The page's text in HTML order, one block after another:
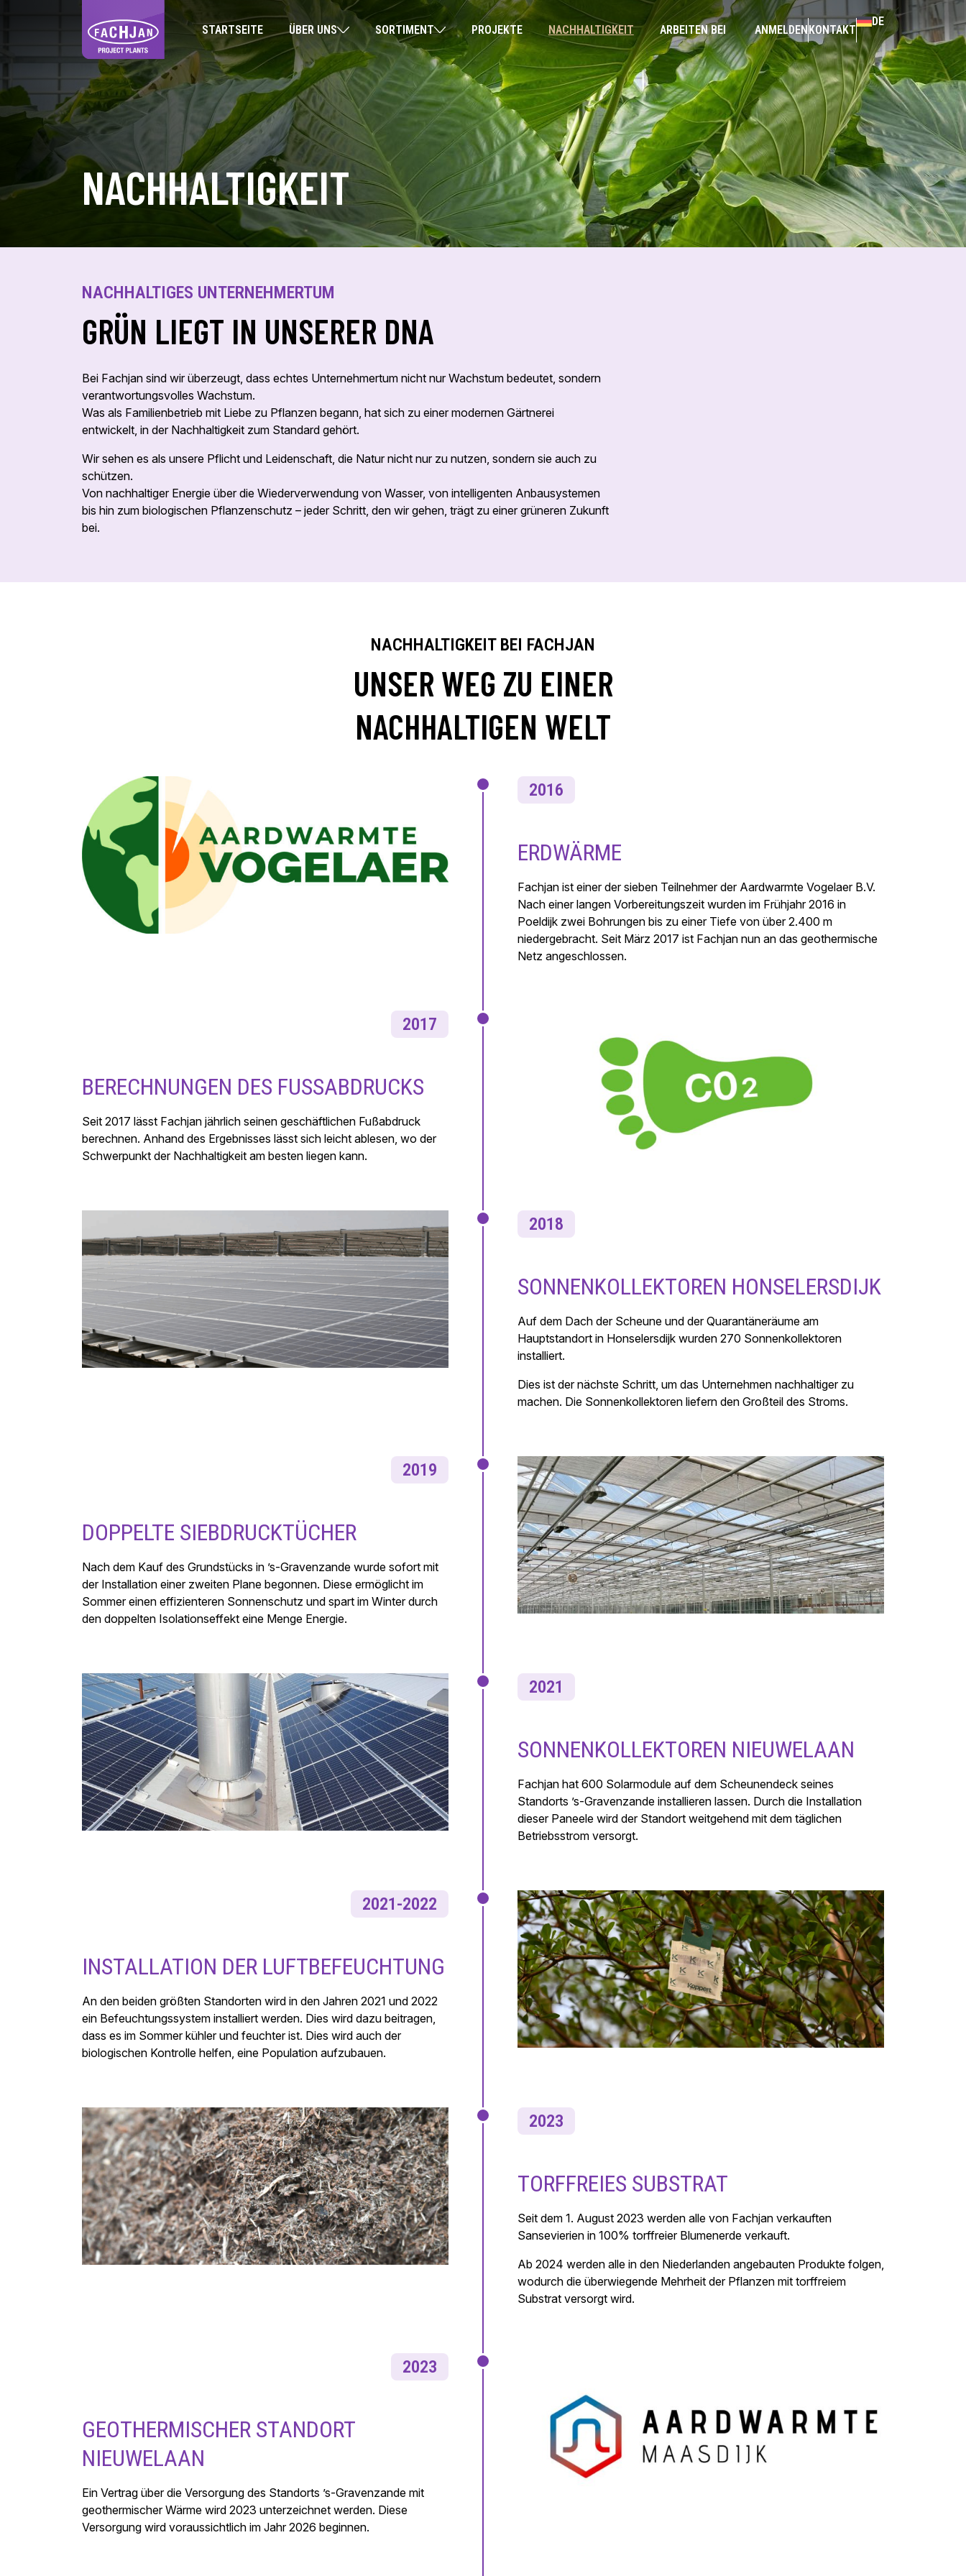
STARTSEITE ÜBER UNS SORTIMENT PROJEKTE NACHHALTIGKEIT ARBEITEN BEI ANMELDENKONTAKT
DE
NACHHALTIGKEIT
NACHHALTIGES UNTERNEHMERTUM
GRÜN LIEGT IN UNSERER DNA
Bei Fachjan sind wir überzeugt, dass echtes Unternehmertum nicht nur Wachstum bedeutet, sondern
verantwortungsvolles Wachstum.
Was als Familienbetrieb mit Liebe zu Pflanzen begann, hat sich zu einer modernen Gärtnerei
entwickelt, in der Nachhaltigkeit zum Standard gehört.
Wir sehen es als unsere Pflicht und Leidenschaft, die Natur nicht nur zu nutzen, sondern sie auch zu
schützen.
Von nachhaltiger Energie über die Wiederverwendung von Wasser, von intelligenten Anbausystemen
bis hin zum biologischen Pflanzenschutz – jeder Schritt, den wir gehen, trägt zu einer grüneren Zukunft
bei.
NACHHALTIGKEIT BEI FACHJAN
UNSER WEG ZU EINER
NACHHALTIGEN WELT
2016
ERDWÄRME
Fachjan ist einer der sieben Teilnehmer der Aardwarmte Vogelaer B.V.
Nach einer langen Vorbereitungszeit wurden im Frühjahr 2016 in
Poeldijk zwei Bohrungen bis zu einer Tiefe von über 2.400 m
niedergebracht. Seit März 2017 ist Fachjan nun an das geothermische
Netz angeschlossen.
2017
BERECHNUNGEN DES FUSSABDRUCKS
Seit 2017 lässt Fachjan jährlich seinen geschäftlichen Fußabdruck
berechnen. Anhand des Ergebnisses lässt sich leicht ablesen, wo der
Schwerpunkt der Nachhaltigkeit am besten liegen kann.
2018
SONNENKOLLEKTOREN HONSELERSDIJK
Auf dem Dach der Scheune und der Quarantäneräume am
Hauptstandort in Honselersdijk wurden 270 Sonnenkollektoren
installiert.
Dies ist der nächste Schritt, um das Unternehmen nachhaltiger zu
machen. Die Sonnenkollektoren liefern den Großteil des Stroms.
2019
DOPPELTE SIEBDRUCKTÜCHER
Nach dem Kauf des Grundstücks in ’s-Gravenzande wurde sofort mit
der Installation einer zweiten Plane begonnen. Diese ermöglicht im
Sommer einen effizienteren Sonnenschutz und spart im Winter durch
den doppelten Isolationseffekt eine Menge Energie.
2021
SONNENKOLLEKTOREN NIEUWELAAN
Fachjan hat 600 Solarmodule auf dem Scheunendeck seines
Standorts ’s-Gravenzande installieren lassen. Durch die Installation
dieser Paneele wird der Standort weitgehend mit dem täglichen
Betriebsstrom versorgt.
2021-2022
INSTALLATION DER LUFTBEFEUCHTUNG
An den beiden größten Standorten wird in den Jahren 2021 und 2022
ein Befeuchtungssystem installiert werden. Dies wird dazu beitragen,
dass es im Sommer kühler und feuchter ist. Dies wird auch der
biologischen Kontrolle helfen, eine Population aufzubauen.
2023
TORFFREIES SUBSTRAT
Seit dem 1. August 2023 werden alle von Fachjan verkauften
Sansevierien in 100% torffreier Blumenerde verkauft.
Ab 2024 werden alle in den Niederlanden angebauten Produkte folgen,
wodurch die überwiegende Mehrheit der Pflanzen mit torffreiem
Substrat versorgt wird.
2023
GEOTHERMISCHER STANDORT
NIEUWELAAN
Ein Vertrag über die Versorgung des Standorts ’s-Gravenzande mit
geothermischer Wärme wird 2023 unterzeichnet werden. Diese
Versorgung wird voraussichtlich im Jahr 2026 beginnen.